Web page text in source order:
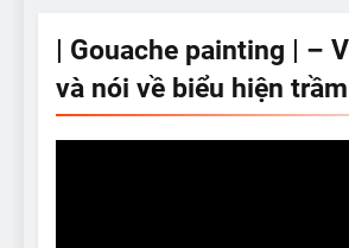
| Gouache painting | –
và nói về biểu hiện